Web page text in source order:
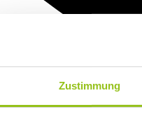
Zustimmung